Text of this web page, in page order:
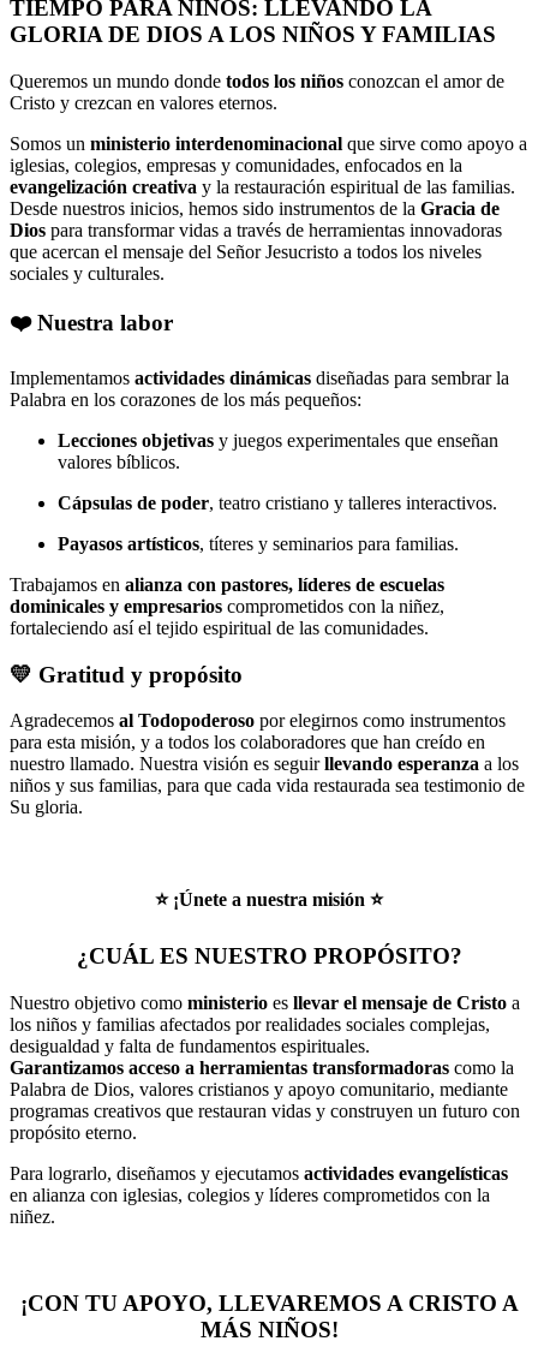
TIEMPO PARA NIÑOS: LLEVANDO LA
GLORIA DE DIOS A LOS NIÑOS Y FAMILIAS
Queremos un mundo donde todos los niños conozcan el amor de
Cristo y crezcan en valores eternos.
Somos un ministerio interdenominacional que sirve como apoyo a
iglesias, colegios, empresas y comunidades, enfocados en la
evangelización creativa y la restauración espiritual de las familias.
Desde nuestros inicios, hemos sido instrumentos de la Gracia de
Dios para transformar vidas a través de herramientas innovadoras
que acercan el mensaje del Señor Jesucristo a todos los niveles
sociales y culturales.
❤️​ Nuestra labor
Implementamos actividades dinámicas diseñadas para sembrar la
Palabra en los corazones de los más pequeños:
Lecciones objetivas y juegos experimentales que enseñan
valores bíblicos.
Cápsulas de poder, teatro cristiano y talleres interactivos.
Payasos artísticos, títeres y seminarios para familias.
Trabajamos en alianza con pastores, líderes de escuelas
dominicales y empresarios comprometidos con la niñez,
fortaleciendo así el tejido espiritual de las comunidades.
💛​ Gratitud y propósito
Agradecemos al Todopoderoso por elegirnos como instrumentos
para esta misión, y a todos los colaboradores que han creído en
nuestro llamado. Nuestra visión es seguirllevando esperanza a los
niños y sus familias, para que cada vida restaurada sea testimonio de
Su gloria.
⭐ ¡Únete a nuestra misión ⭐
¿CUÁL ES NUESTRO PROPÓSITO?
Nuestro objetivo como ministerio es llevar el mensaje de Cristo a
los niños y familias afectados por realidades sociales complejas,
desigualdad y falta de fundamentos espirituales.
Garantizamos acceso a herramientas transformadoras como la
Palabra de Dios, valores cristianos y apoyo comunitario, mediante
programas creativos que restauran vidas y construyen un futuro con
propósito eterno.
Para lograrlo, diseñamos y ejecutamos actividades evangelísticas
en alianza con iglesias, colegios y líderes comprometidos con la
niñez.
¡CON TU APOYO, LLEVAREMOS A CRISTO A
MÁS NIÑOS!